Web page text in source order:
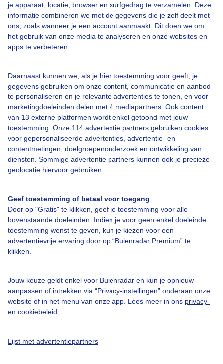
je apparaat, locatie, browser en surfgedrag te verzamelen. Deze
informatie combineren we met de gegevens die je zelf deelt met
ons, zoals wanneer je een account aanmaakt. Dit doen we om
het gebruik van onze media te analyseren en onze websites en
apps te verbeteren.
Daarnaast kunnen we, als je hier toestemming voor geeft, je
gegevens gebruiken om onze content, communicatie en aanbod
te personaliseren en je relevante advertenties te tonen, en voor
marketingdoeleinden delen met 4 mediapartners. Ook content
van 13 externe platformen wordt enkel getoond met jouw
toestemming. Onze 114 advertentie partners gebruiken cookies
voor gepersonaliseerde advertenties, advertentie- en
contentmetingen, doelgroepenonderzoek en ontwikkeling van
diensten. Sommige advertentie partners kunnen ook je precieze
geolocatie hiervoor gebruiken.
Geef toestemming of betaal voor toegang
Door op "Gratis" te klikken, geef je toestemming voor alle
bovenstaande doeleinden. Indien je voor geen enkel doeleinde
toestemming wenst te geven, kun je kiezen voor een
advertentievrije ervaring door op “Buienradar Premium” te
klikken.
Jouw keuze geldt enkel voor Buienradar en kun je opnieuw
aanpassen of intrekken via “Privacy-instellingen” onderaan onze
website of in het menu van onze app. Lees meer in ons privacy-
en cookiebeleid
Lijst met advertentiepartners
Bekijk slideshow
Een moment geduld aub...
Over Buienradar
Contact
Toegankelijkheid
Gebruikersvoorwaarden
Buienradar Team
Privacy beleid
Cookie beleid
Gratis weerdata